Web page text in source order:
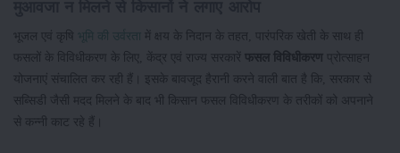
भूजल एवं कृषि भूमि की उर्वरता
में क्षय के निदान के तहत, पारंपरिक खेती के साथ ही
फसलों के विविधीकरण के लिए, केंद्र एवं राज्य सरकारें फसल विविधीकरण प्रोत्साहन
योजनाएं संचालित कर रही हैं। इसके बावजूद हैरानी करने वाली बात है कि, सरकार से
सब्सिडी जैसी मदद मिलने के बाद भी किसान फसल विविधीकरण के तरीकों को अपनाने
से कन्नी काट रहे हैं।